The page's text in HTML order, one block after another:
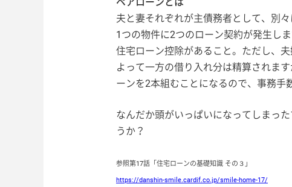
夫と妻それぞれが主債務者として、別
1つの物件に2つのローン契約が発生し
住宅ローン控除があること。ただし、
よって一方の借り入れ分は精算されま
ーンを2本組むことになるので、事務手
なんだか頭がいっぱいになってしまっ
うか？
参照第17話「住宅ローンの基礎知識 その３」
https://danshin-smile.cardif.co.jp/smile-home-17/